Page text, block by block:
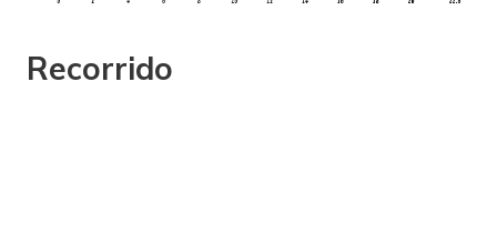
Recorrido